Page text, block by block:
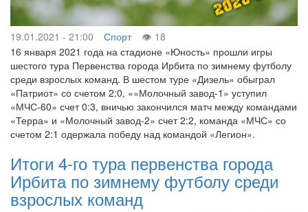
19.01.2021 - 21:00 Спорт
18
16 января 2021 года на стадионе «Юность» прошли игры
шестого тура Первенства города Ирбита по зимнему футболу
среди взрослых команд. В шестом туре «Дизель» обыграл
«Патриот» со счетом 2:0, ««Молочный завод-1» уступил
«МЧС-60» счет 0:3, вничью закончился матч между командами
«Терра» и «Молочный завод-2» счет 2:2, команда «МЧС» со
счетом 2:1 одержала победу над командой «Легион».
Итоги 4-го тура первенства города
Ирбита по зимнему футболу среди
взрослых команд